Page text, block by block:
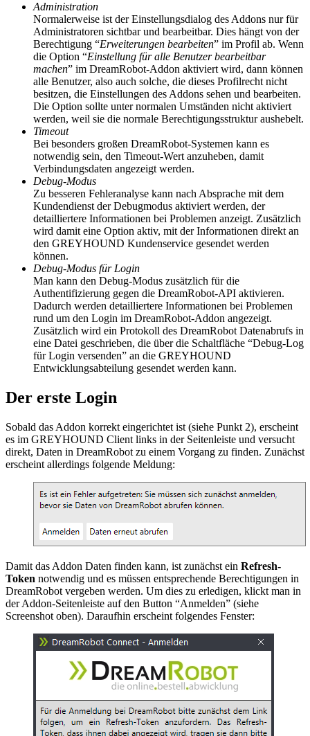
Administration
Normalerweise ist der Einstellungsdialog des Addons nur für
Administratoren sichtbar und bearbeitbar. Dies hängt von der
Berechtigung “Erweiterungen bearbeiten” im Profil ab. Wenn
die Option “Einstellung für alle Benutzer bearbeitbar
machen” im DreamRobot-Addon aktiviert wird, dann können
alle Benutzer, also auch solche, die dieses Profilrecht nicht
besitzen, die Einstellungen des Addons sehen und bearbeiten.
Die Option sollte unter normalen Umständen nicht aktiviert
werden, weil sie die normale Berechtigungsstruktur aushebelt.
Timeout
Bei besonders großen DreamRobot-Systemen kann es
notwendig sein, den Timeout-Wert anzuheben, damit
Verbindungsdaten angezeigt werden.
Debug-Modus
Zu besseren Fehleranalyse kann nach Absprache mit dem
Kundendienst der Debugmodus aktiviert werden, der
detailliertere Informationen bei Problemen anzeigt. Zusätzlich
wird damit eine Option aktiv, mit der Informationen direkt an
den GREYHOUND Kundenservice gesendet werden
können.
Debug-Modus für Login
Man kann den Debug-Modus zusätzlich für die
Authentifizierung gegen die DreamRobot-API aktivieren.
Dadurch werden detailliertere Informationen bei Problemen
rund um den Login im DreamRobot-Addon angezeigt.
Zusätzlich wird ein Protokoll des DreamRobot Datenabrufs in
eine Datei geschrieben, die über die Schaltfläche “Debug-Log
für Login versenden” an die GREYHOUND
Entwicklungsabteilung gesendet werden kann.
Der erste Login
Sobald das Addon korrekt eingerichtet ist (siehe Punkt 2), erscheint
es im GREYHOUND Client links in der Seitenleiste und versucht
direkt, Daten in DreamRobot zu einem Vorgang zu finden. Zunächst
erscheint allerdings folgende Meldung:
Damit das Addon Daten finden kann, ist zunächst ein Refresh-
Token notwendig und es müssen entsprechende Berechtigungen in
DreamRobot vergeben werden. Um dies zu erledigen, klickt man in
der Addon-Seitenleiste auf den Button “Anmelden” (siehe
Screenshot oben). Daraufhin erscheint folgendes Fenster: